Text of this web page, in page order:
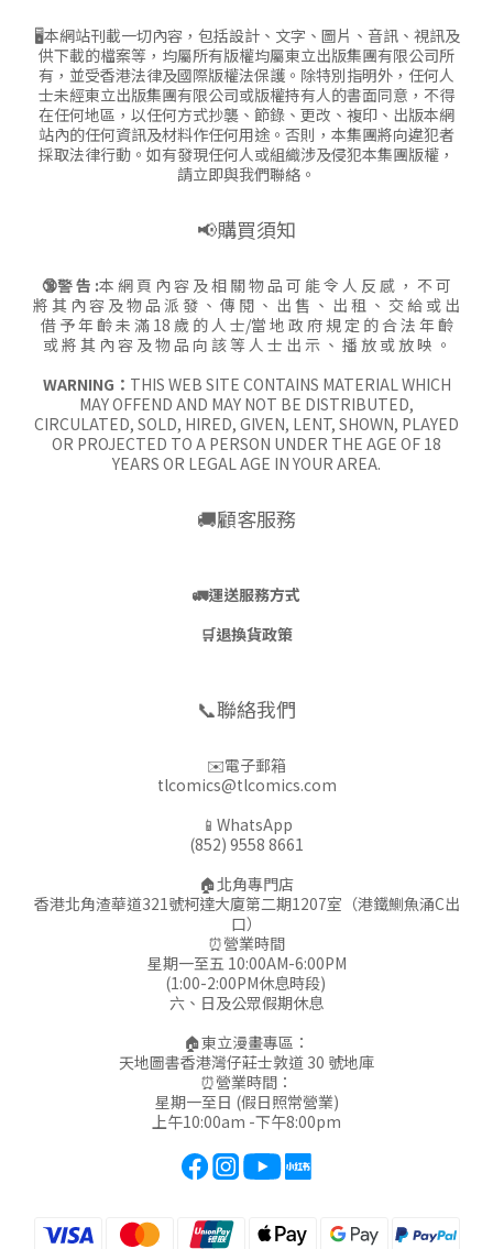
🖥本網站刊載一切內容，包括設計、文字、圖片、音訊、視訊及
供下載的檔案等，均屬所有版權均屬東立出版集團有限公司所
有，並受香港法律及國際版權法保護。除特別指明外，任何人
士未經東立出版集團有限公司或版權持有人的書面同意，不得
在任何地區，以任何方式抄襲、節錄、更改、複印、出版本網
站內的任何資訊及材料作任何用途。否則，本集團將向違犯者
採取法律行動。如有發現任何人或組織涉及侵犯本集團版權，
請立即與我們聯絡。
📢購買須知
🔞警 告 :本 網 頁 內 容 及 相 關 物 品 可 能 令 人 反 感 ， 不 可
將 其 內 容 及 物 品 派 發 、 傳 閱 、 出 售 、 出 租 、 交 給 或 出
借 予 年 齡 未 滿 18 歲 的 人 士/當 地 政 府 規 定 的 合 法 年 齡
或 將 其 內 容 及 物 品 向 該 等 人 士 出 示 、 播 放 或 放 映 。
WARNING： THIS WEB SITE CONTAINS MATERIAL WHICH
MAY OFFEND AND MAY NOT BE DISTRIBUTED,
CIRCULATED, SOLD, HIRED, GIVEN, LENT, SHOWN, PLAYED
OR PROJECTED TO A PERSON UNDER THE AGE OF 18
YEARS OR LEGAL AGE IN YOUR AREA.
🚚顧客服務
🚛運送服務方式
🛒退換貨政策
📞聯絡我們
✉️電子郵箱
tlcomics@tlcomics.com
📱WhatsApp
(852) 9558 8661
🏠北角專門店
香港北角渣華道321號柯達大廈第二期1207室（港鐵鰂魚涌C出
口）
⏰營業時間
星期一至五 10:00AM-6:00PM
(1:00-2:00PM休息時段)
六、日及公眾假期休息
🏠東立漫畫專區：
天地圖書香港灣仔莊士敦道 30 號地庫
⏰營業時間：
星期一至日 (假日照常營業)
上午10:00am -下午8:00pm